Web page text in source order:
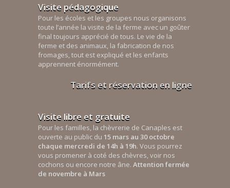
Visite pédagogique
Pour les écoles et les groupes nous organisons
toute l’année la visite de la ferme avec un goûter
final toujours apprécié de tous. Le vie de la
ferme et des animaux, la fabrication de nos
fromages, tout est expliqué et les enfants
apprennent énormément.
Tarifs et réservation en ligne
Visite libre et gratuite
Pour les familles, la chèvrerie de Canaples est
ouverte au public du 15 mars au 30 octobre
chaque mercredi de 14h à 19h. Vous pourrez
vous promener à coté des chèvres, voir nos
cochons ou encore notre âne. Attention fermée
de novembre à Mars